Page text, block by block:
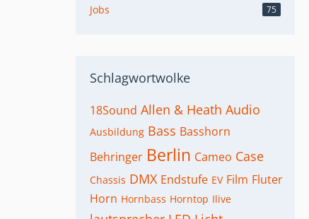
Jobs 75
Schlagwortwolke
18Sound Allen & Heath Audio
Ausbildung Bass Basshorn
Behringer Berlin Cameo Case
Chassis DMX Endstufe EV Film Fluter
Horn Hornbass Horntop Ilive